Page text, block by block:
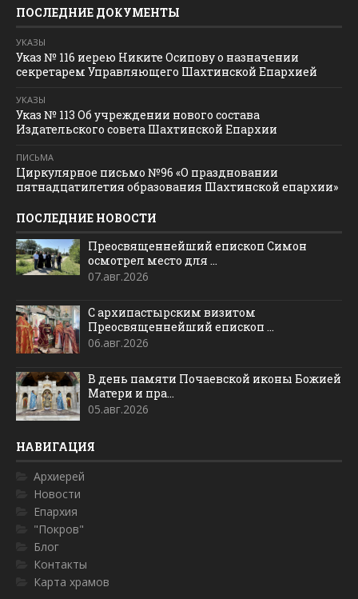
ПОСЛЕДНИЕ ДОКУМЕНТЫ
УКАЗЫ
Указ № 116 иерею Никите Осипову о назначении
секретарем Управляющего Шахтинской Епархией
УКАЗЫ
Указ № 113 Об учреждении нового состава
Издательского совета Шахтинской Епархии
ПИСЬМА
Циркулярное письмо №96 «О праздновании
пятнадцатилетия образования Шахтинской епархии»
ПОСЛЕДНИЕ НОВОСТИ
Преосвященнейший епископ Симон
осмотрел место для ...
07.авг.2026
С архипастырским визитом
Преосвященнейший епископ ...
06.авг.2026
В день памяти Почаевской иконы Божией
Матери и пра...
05.авг.2026
НАВИГАЦИЯ
Архиерей
Новости
Епархия
"Покров"
Блог
Контакты
Карта храмов